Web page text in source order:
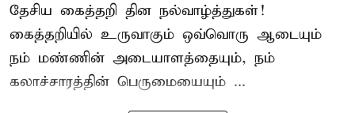
தேசிய கைத்தறி தின நல்வாழ்த்துகள்!
கைத்தறியில் உருவாகும் ஒவ்வொரு ஆடையும்
நம் மண்ணின் அடையாளத்தையும், நம்
கலாச்சாரத்தின் பெருமையையும் ...